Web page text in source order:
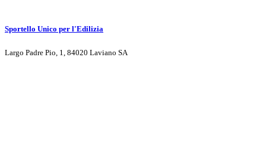
Sportello Unico per l'Edilizia
Largo Padre Pio, 1, 84020 Laviano SA